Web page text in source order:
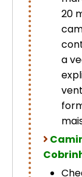
20
a